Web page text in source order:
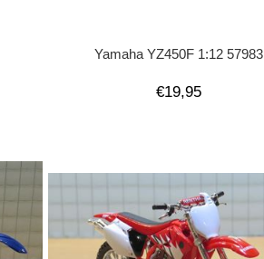
Yamaha YZ450F 1:12 57983
€19,95